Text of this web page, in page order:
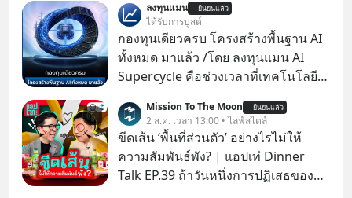
ป๊าผมเห็นโปสเตอร์หนังเรื่องนี้หลาย
เดือนก่อนและอยากดูมาก ด้วยเพราะว่า
อากงก็มาจากเมืองจีน ป๊าก็พูดแต้จิ๋วได้
มีเรื่องราวมีความผูกพันที่ได้ยินตั้งแต่
ลงทุนแมน ยืนยันแล้ว
ได้รับการบูสต์
กองทุนเดียวครบ โครงสร้างพื้นฐาน AI
ทั้งหมด มาแล้ว /โดย ลงทุนแมน AI
Supercycle คือช่วงเวลาที่เทคโนโลยี
เคลื่อนหลัก ของการเติบโตทาง
เศรษฐกิจ และวิถีชีวิตของผู้คนอย่าง
ยาวนานต่อจากนี้
Mission To The Moon ยืนยันแล้ว
2 ส.ค. เวลา 13:00 • ไลฟ์สไตล์
ขีดเส้น ‘พื้นที่ส่วนตัว’ อย่างไรไม่ให้
ความสัมพันธ์พัง? | แอปเท๋ Dinner
Talk EP.39 ถ้าวันหนึ่งการปฏิเสธของ